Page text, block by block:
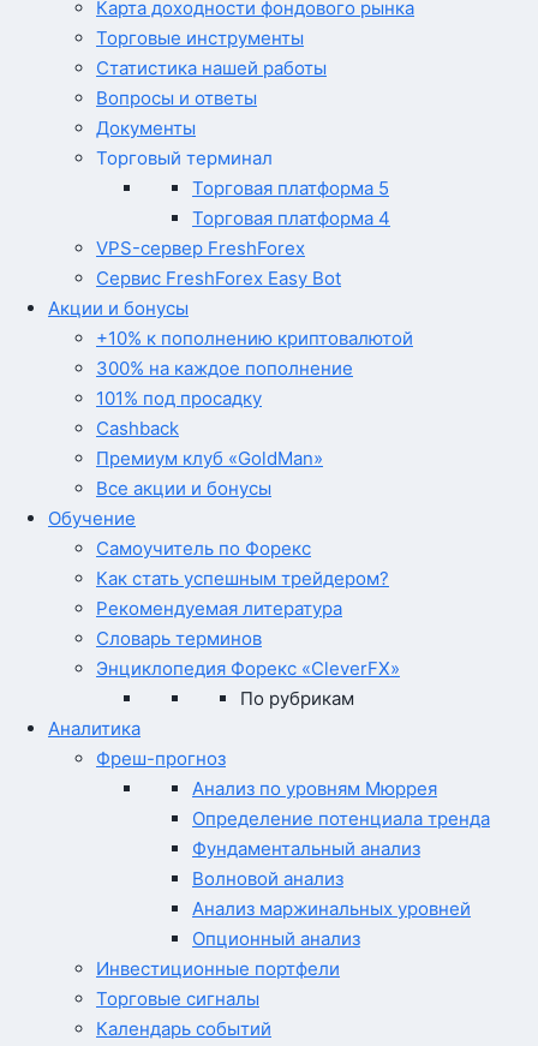
Карта доходности фондового рынка
Торговые инструменты
Статистика нашей работы
Вопросы и ответы
Документы
Торговый терминал
Торговая платформа 5
Торговая платформа 4
VPS-сервер FreshForex
Сервис FreshForex Easy Bot
Акции и бонусы
+10% к пополнению криптовалютой
300% на каждое пополнение
101% под просадку
Cashback
Премиум клуб «GoldMan»
Все акции и бонусы
Обучение
Самоучитель по Форекс
Как стать успешным трейдером?
Рекомендуемая литература
Словарь терминов
Энциклопедия Форекс «CleverFX»
По рубрикам
Аналитика
Фреш-прогноз
Анализ по уровням Мюррея
Определение потенциала тренда
Фундаментальный анализ
Волновой анализ
Анализ маржинальных уровней
Опционный анализ
Инвестиционные портфели
Торговые сигналы
Календарь событий